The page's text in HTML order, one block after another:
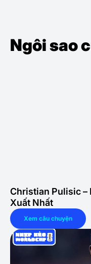
Ngôi sao
Christian Pulisic –
Xuất Nhất
Xem câu chuyện